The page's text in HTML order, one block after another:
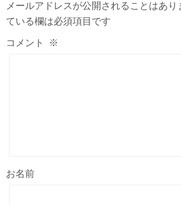
メールアドレスが公開されることはあり
ている欄は必須項目です
コメント ※
お名前